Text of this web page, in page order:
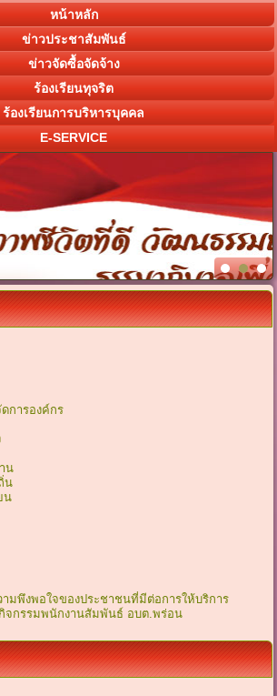
หน้าหลัก
ข่าวประชาสัมพันธ์
ข่าวจัดซื้อจัดจ้าง
ร้องเรียนทุจริต
ร้องเรียนการบริหารบุคคล
E-SERVICE
การองค์กร
น
น
น
มพึงพอใจของประชาชนที่มีต่อการให้บริการ
จกรรมพนักงานสัมพันธ์ อบต.พร่อน